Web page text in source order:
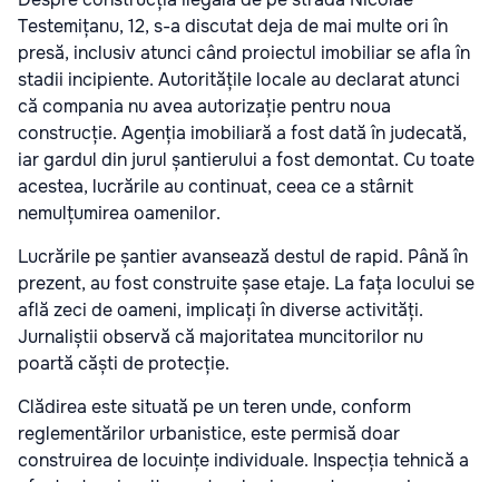
Testemițanu, 12, s-a discutat deja de mai multe ori în
presă, inclusiv atunci când proiectul imobiliar se afla în
stadii incipiente. Autoritățile locale au declarat atunci
că compania nu avea autorizație pentru noua
construcție. Agenția imobiliară a fost dată în judecată,
iar gardul din jurul șantierului a fost demontat. Cu toate
acestea, lucrările au continuat, ceea ce a stârnit
nemulțumirea oamenilor.
Lucrările pe șantier avansează destul de rapid. Până în
prezent, au fost construite șase etaje. La fața locului se
află zeci de oameni, implicați în diverse activități.
Jurnaliștii observă că majoritatea muncitorilor nu
poartă căști de protecție.
Clădirea este situată pe un teren unde, conform
reglementărilor urbanistice, este permisă doar
construirea de locuințe individuale. Inspecția tehnică a